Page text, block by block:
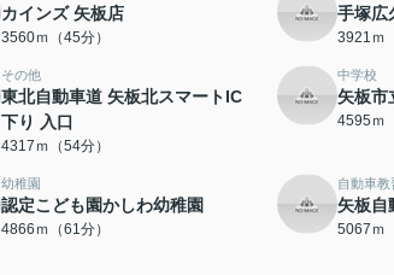
カインズ 矢板店
3560ｍ（45分）
手塚広
3921ｍ
その他
東北自動車道 矢板北スマートIC
下り 入口
4317ｍ（54分）
中学校
矢板市
4595ｍ
幼稚園
認定こども園かしわ幼稚園
4866ｍ（61分）
自動車教
矢板自
5067ｍ